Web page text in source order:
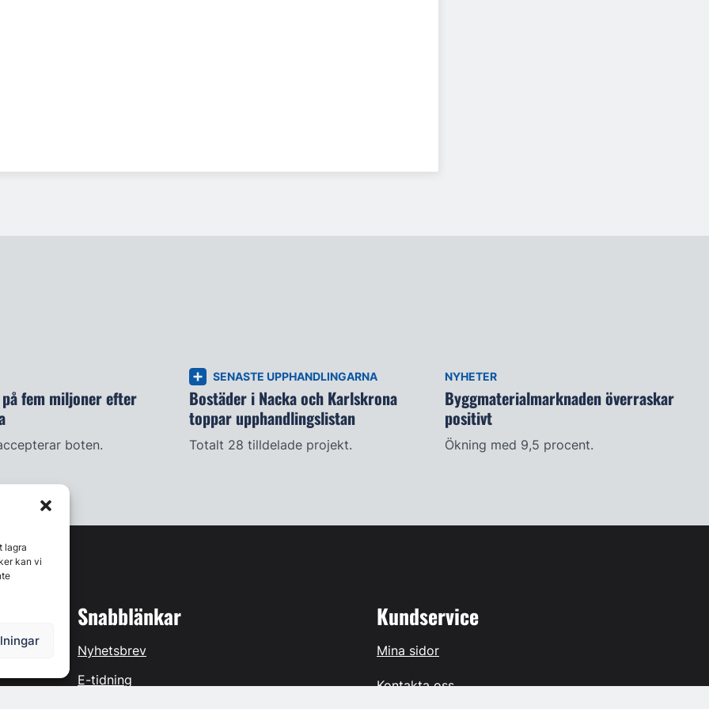
lagra
kan vi
på fem miljoner efter
boten.
SENASTE UPPHANDLINGARNA
Bostäder i Nacka och Karlskrona
toppar upphandlingslistan
Totalt 28 tilldelade projekt.
NYHETER
Byggmaterialmarknaden överraskar
positivt
Ökning med 9,5 procent.
Snabblänkar
Nyhetsbrev
E-tidning
Kundservice
Mina sidor
Kontakta oss